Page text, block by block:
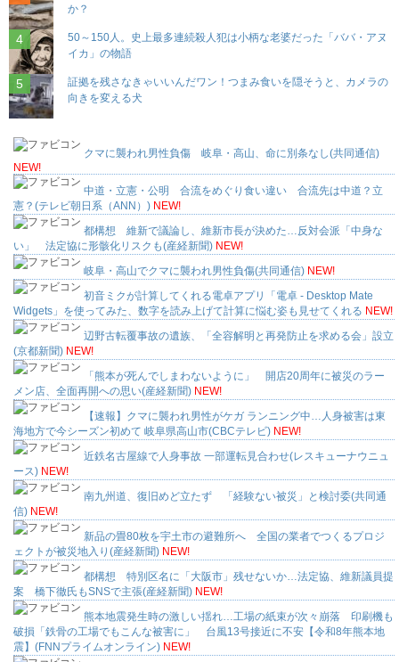
か？
50～150人。史上最多連続殺人犯は小柄な老婆だった「ババ・アヌ
イカ」の物語
証拠を残さなきゃいいんだワン！つまみ食いを隠そうと、カメラの
向きを変える犬
クマに襲われ男性負傷 岐阜・高山、命に別条なし(共同通信)
NEW!
中道・立憲・公明 合流をめぐり食い違い 合流先は中道？立
憲？(テレビ朝日系（ANN）) NEW!
都構想 維新で議論し、維新市長が決めた…反対会派「中身な
い」 法定協に形骸化リスクも(産経新聞) NEW!
岐阜・高山でクマに襲われ男性負傷(共同通信) NEW!
初音ミクが計算してくれる電卓アプリ「電卓 - Desktop Mate
Widgets」を使ってみた、数字を読み上げて計算に悩む姿も見せてくれる NEW!
辺野古転覆事故の遺族、「全容解明と再発防止を求める会」設立
(京都新聞) NEW!
「熊本が死んでしまわないように」 開店20周年に被災のラー
メン店、全面再開への思い(産経新聞) NEW!
【速報】クマに襲われ男性がケガ ランニング中…人身被害は東
海地方で今シーズン初めて 岐阜県高山市(CBCテレビ) NEW!
近鉄名古屋線で人身事故 一部運転見合わせ(レスキューナウニュ
ース) NEW!
南九州道、復旧めど立たず 「経験ない被災」と検討委(共同通
信) NEW!
新品の畳80枚を宇土市の避難所へ 全国の業者でつくるプロジ
ェクトが被災地入り(産経新聞) NEW!
都構想 特別区名に「大阪市」残せないか…法定協、維新議員提
案 橋下徹氏もSNSで主張(産経新聞) NEW!
熊本地震発生時の激しい揺れ…工場の紙束が次々崩落 印刷機も
破損「鉄骨の工場でもこんな被害に」 台風13号接近に不安【令和8年熊本地
震】(FNNプライムオンライン) NEW!